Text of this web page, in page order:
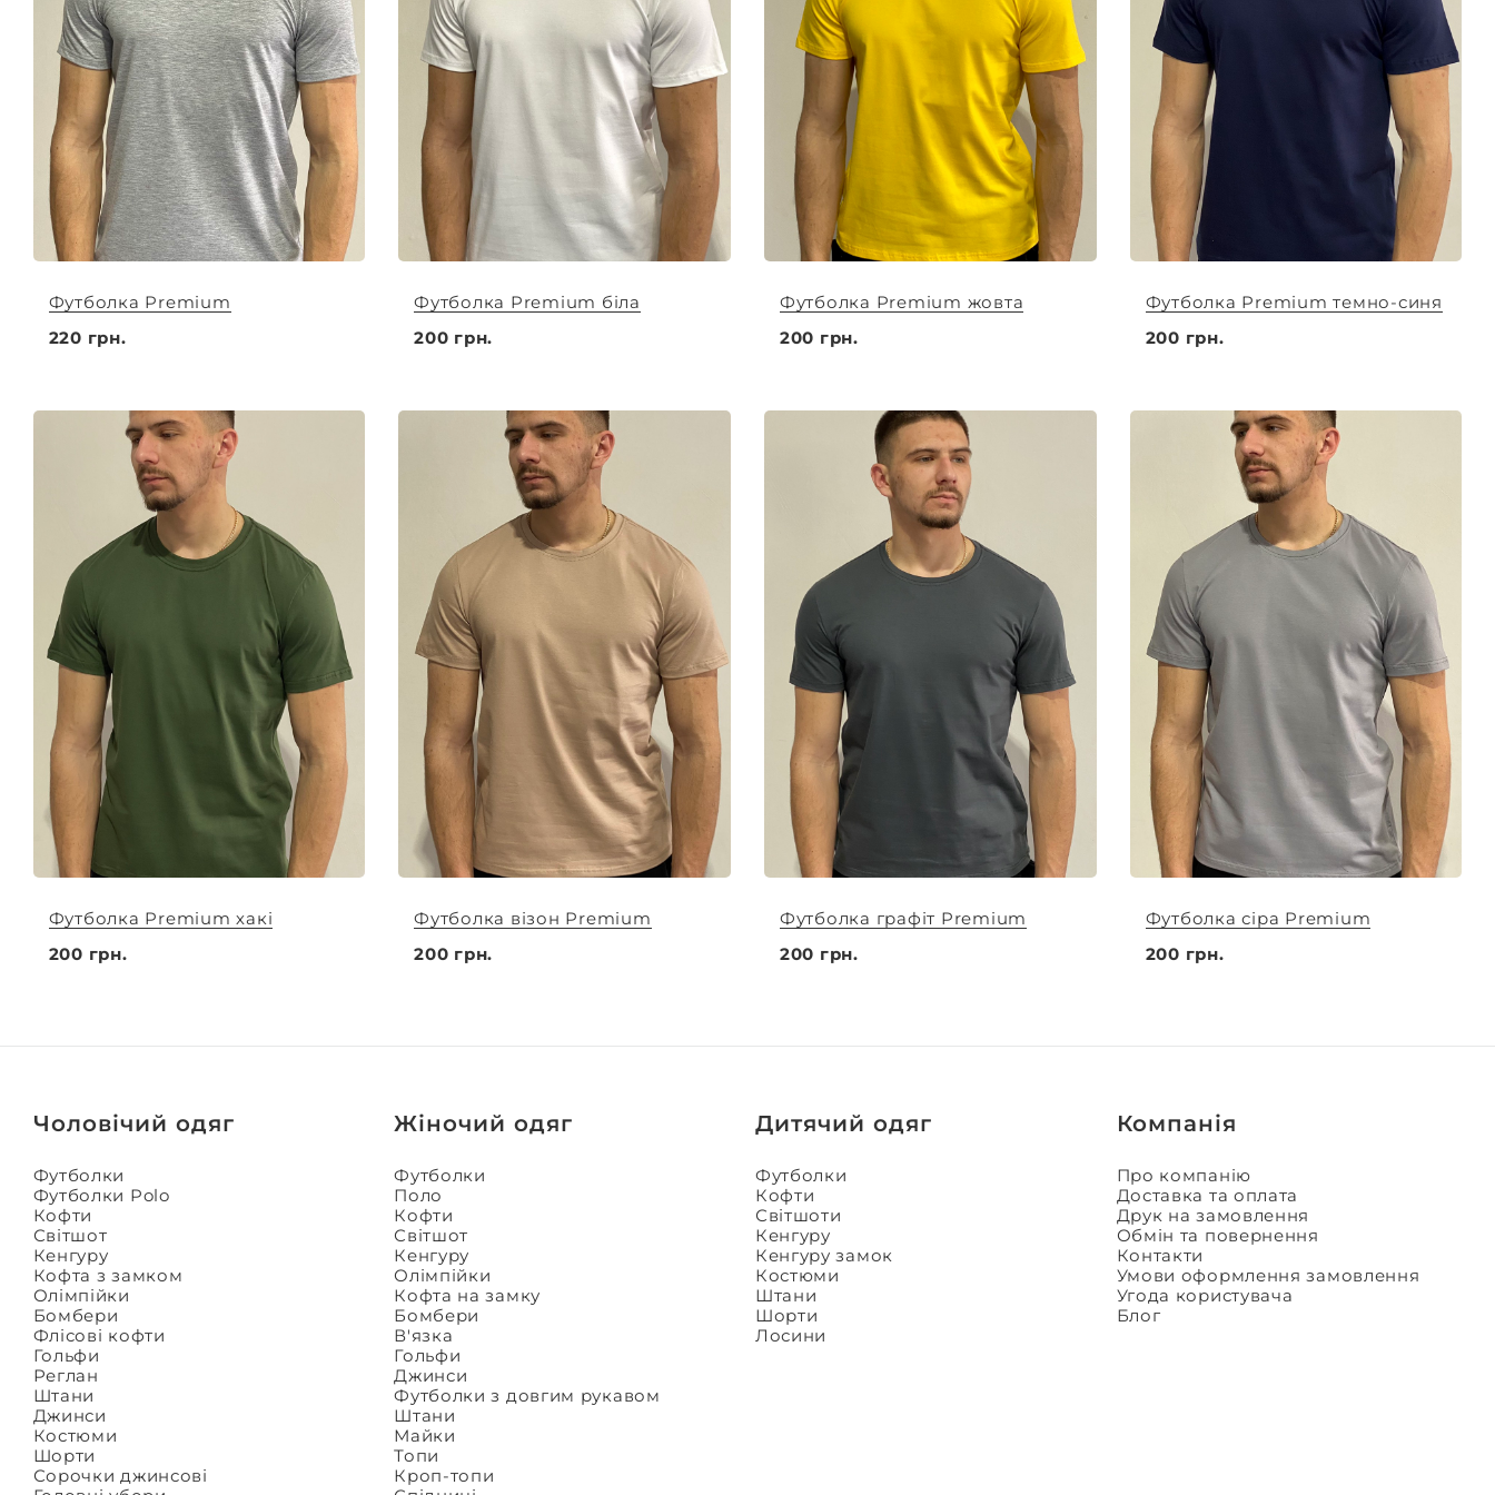
Футболка Premium
220 грн.
Футболка Premium біла
200 грн.
Футболка Premium жовта
200 грн.
Футболка Premium темно-синя
200 грн.
Футболка Premium хакі
200 грн.
Футболка візон Premium
200 грн.
Футболка графіт Premium
200 грн.
Футболка сіра Premium
200 грн.
Чоловічий одяг
Футболки
Футболки Polo
Кофти
Світшот
Кенгуру
Кофта з замком
Олімпійки
Бомбери
Флісові кофти
Гольфи
Реглан
Штани
Джинси
Костюми
Шорти
Сорочки джинсові
Жіночий одяг
Футболки
Поло
Кофти
Світшот
Кенгуру
Олімпійки
Кофта на замку
Бомбери
В'язка
Гольфи
Джинси
Футболки з довгим рукавом
Штани
Майки
Топи
Кроп-топи
Дитячий одяг
Футболки
Кофти
Світшоти
Кенгуру
Кенгуру замок
Костюми
Штани
Шорти
Лосини
Компанія
Про компанію
Доставка та оплата
Друк на замовлення
Обмін та повернення
Контакти
Умови оформлення замовлення
Угода користувача
Блог